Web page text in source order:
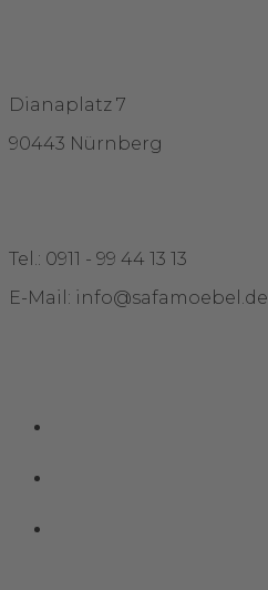
Dianaplatz 7
90443 Nürnberg
Tel.: 0911 - 99 44 13 13
E-Mail: info@safamoebel.de